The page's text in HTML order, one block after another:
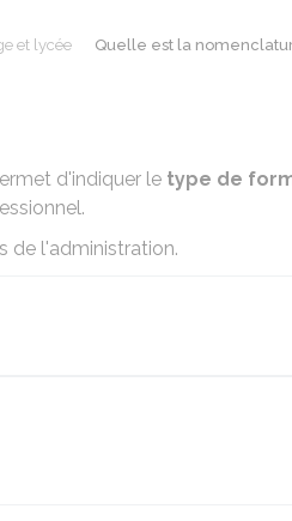
et lycée
Quelle est la
d'indiquer le type de
de l'administration.